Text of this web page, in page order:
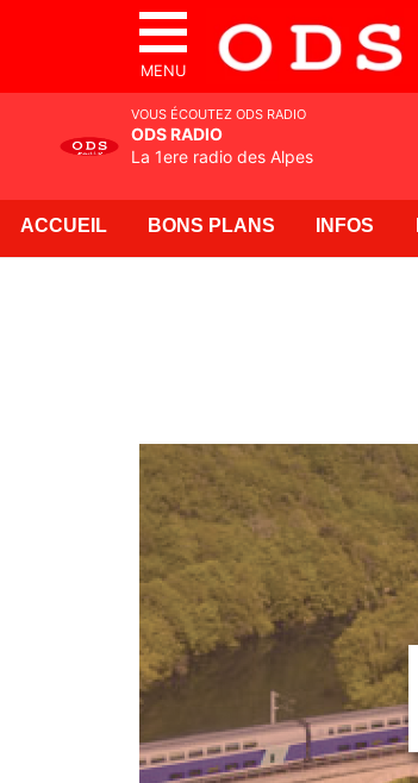
MENU
ACCUEIL BONS PLANS INFOS
VOUS ÉCOUTEZ ODS RADIO
ODS RADIO
La 1ere radio des Alpes